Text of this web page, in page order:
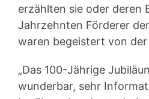
erzählten sie oder deren
Jahrzehnten Förderer
waren begeistert von der
„Das 100-Jährige
wunderbar, sehr